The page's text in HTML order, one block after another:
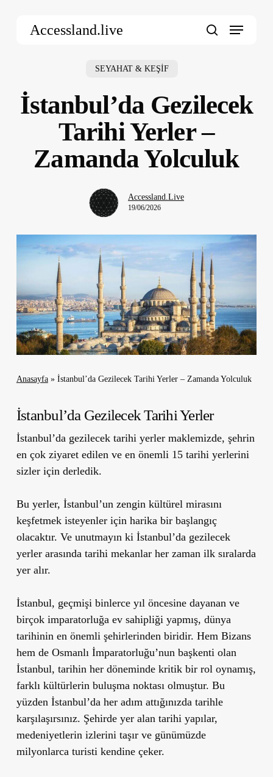
Accessland.live Menu
SEYAHAT & KEŞİF
İstanbul’da Gezilecek
Tarihi Yerler –
Zamanda Yolculuk
Accessland.Live
19/06/2026
Anasayfa» İstanbul’da Gezilecek Tarihi Yerler – Zamanda Yolculuk
İstanbul’da Gezilecek Tarihi Yerler
İstanbul’da gezilecek tarihi yerler maklemizde, şehrin
en çok ziyaret edilen ve en önemli 15 tarihi yerlerini
sizler için derledik.
Bu yerler, İstanbul’un zengin kültürel mirasını
keşfetmek isteyenler için harika bir başlangıç
olacaktır. Ve unutmayın ki İstanbul’da gezilecek
yerler arasında tarihi mekanlar her zaman ilk sıralarda
yer alır.
İstanbul, geçmişi binlerce yıl öncesine dayanan ve
birçok imparatorluğa ev sahipliği yapmış, dünya
tarihinin en önemli şehirlerinden biridir. Hem Bizans
hem de Osmanlı İmparatorluğu’nun başkenti olan
İstanbul, tarihin her döneminde kritik bir rol oynamış,
farklı kültürlerin buluşma noktası olmuştur. Bu
yüzden İstanbul’da her adım attığınızda tarihle
karşılaşırsınız. Şehirde yer alan tarihi yapılar,
medeniyetlerin izlerini taşır ve günümüzde
milyonlarca turisti kendine çeker.